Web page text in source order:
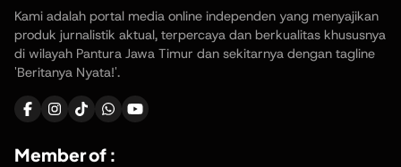
Kami adalah portal media online independen yang menyajikan
produk jurnalistik aktual, terpercaya dan berkualitas khususnya
di wilayah Pantura Jawa Timur dan sekitarnya dengan tagline
'Beritanya Nyata!'.
Member of :